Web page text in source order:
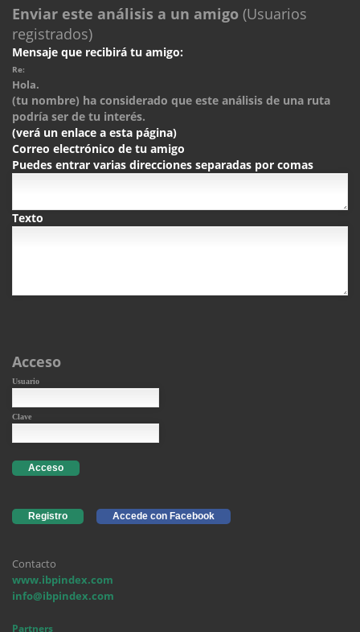
Enviar este análisis a un amigo (Usuarios
registrados)
Mensaje que recibirá tu amigo:
Re:
Hola.
(tu nombre) ha considerado que este análisis de una ruta
podría ser de tu interés.
(verá un enlace a esta página)
Correo electrónico de tu amigo
Puedes entrar varias direcciones separadas por comas
Texto
Acceso
Usuario
Clave
Acceso
Registro Accede con Facebook
Contacto
www.ibpindex.com
info@ibpindex.com
Partners